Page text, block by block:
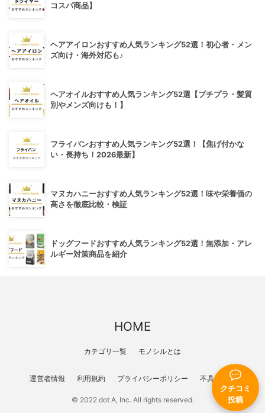
クチコミ
投稿
コスパ商品】
ヘアアイロンおすすめ人気ランキング52選！初心者・メン
ズ向け・海外対応も♪
ヘアオイルおすすめ人気ランキング52選【プチプラ・髪質
別やメンズ向けも！】
フライパンおすすめ人気ランキング52選！【焦げ付かな
い・長持ち！2026最新】
マヌカハニーおすすめ人気ランキング52選！味や栄養価の
高さを徹底比較・検証
ドッグフードおすすめ人気ランキング52選！無添加・アレ
ルギー対策商品を紹介
HOME
カテゴリ一覧 モノシルとは
運営者情報 利用規約 プライバシーポリシー 不具合報告
© 2022 dot A, Inc. All rights reserved.